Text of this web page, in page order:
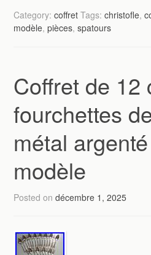
Category:coffret Tags:christofle,
modèle,pièces,spatours
Coffret de 12
fourchettes
métal
modèle
Posted ondécembre 1, 2025